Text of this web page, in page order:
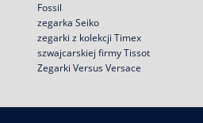
Fossil
zegarka Seiko
zegarki z kolekcji Timex
szwajcarskiej firmy Tissot
Zegarki Versus Versace